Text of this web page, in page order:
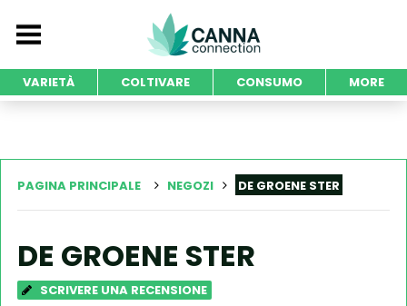
VARIETÀ COLTIVARE CONSUMO MORE
PAGINA PRINCIPALE NEGOZI DE GROENE STER
DE GROENE STER
SCRIVERE UNA RECENSIONE